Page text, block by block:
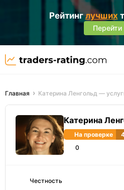
Рейтинглучших
Перейти
Главная Катерина Ленгольд —
Катерина
На проверке
0
Честность